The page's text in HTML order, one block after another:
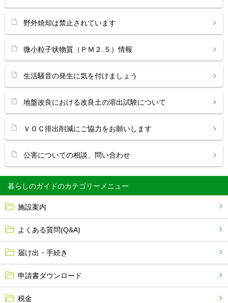
暮らしのガイド
施設案内
よくある質問(Q&A)
届け出・手続き
申請書ダウンロード
税金
野外焼却は禁止されています
微小粒子状物質（ＰＭ２.５）情報
生活騒音の発生に気を付けましょう
地盤改良における改良土の溶出試験について
ＶＯＣ排出削減にご協力をお願いします
公害についての相談、問い合わせ